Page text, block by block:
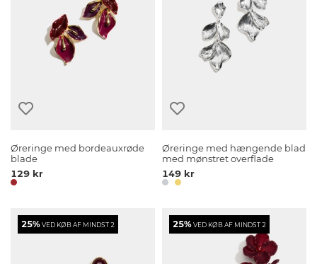
Øreringe med bordeauxrøde
blade
129 kr
Øreringe med hængende blad
med mønstret overflade
149 kr
25%VED KØB AF MINDST 2 25%VED KØB AF MINDST 2